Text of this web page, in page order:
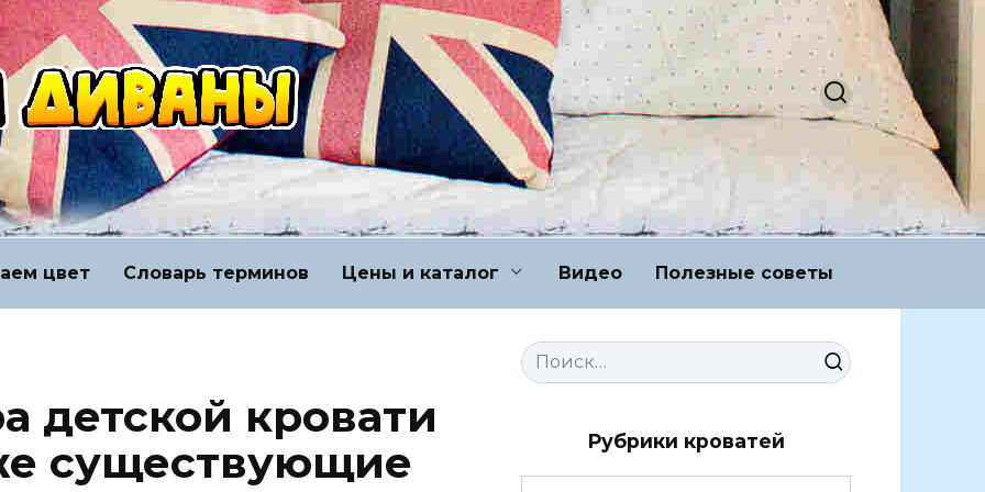
цвет Словарь терминов Цены и каталог Видео Полезные советы
детской кровати
существующие
Search
for:
Рубрики кроватей